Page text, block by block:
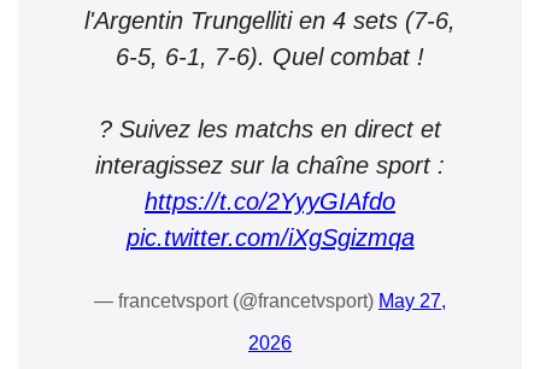
l'Argentin Trungelliti en 4 sets (7-6,
6-5, 6-1, 7-6). Quel combat !
? Suivez les matchs en direct et
interagissez sur la chaîne sport :
https://t.co/2YyyGIAfdo
pic.twitter.com/iXgSgizmqa
— francetvsport (@francetvsport) May 27,
2026